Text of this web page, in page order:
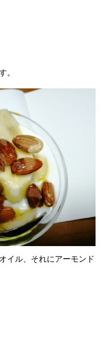
。
イル、それにアーモンド